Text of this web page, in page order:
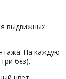
выдвижных
На каждую
без).